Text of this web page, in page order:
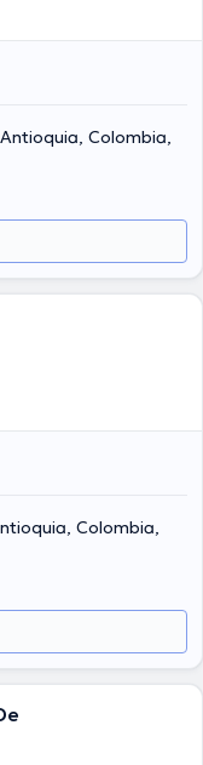
Colombia,
Colombia,